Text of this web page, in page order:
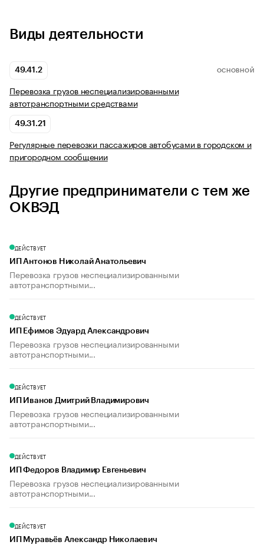
Виды деятельности
49.41.2 ОСНОВНОЙ
Перевозка грузов неспециализированными
автотранспортными средствами
49.31.21
Регулярные перевозки пассажиров автобусами в городском и
пригородном сообщении
Другие предприниматели с тем же
ОКВЭД
ДЕЙСТВУЕТ
ИП Антонов Николай Анатольевич
Перевозка грузов неспециализированными
автотранспортными...
ДЕЙСТВУЕТ
ИП Ефимов Эдуард Александрович
Перевозка грузов неспециализированными
автотранспортными...
ДЕЙСТВУЕТ
ИП Иванов Дмитрий Владимирович
Перевозка грузов неспециализированными
автотранспортными...
ДЕЙСТВУЕТ
ИП Федоров Владимир Евгеньевич
Перевозка грузов неспециализированными
автотранспортными...
ДЕЙСТВУЕТ
ИП Муравьёв Александр Николаевич